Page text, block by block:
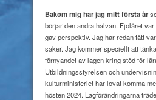
Bakom mig har jag mitt första år
börjar den andra halvan. Fjolåret
gav perspektiv. Jag har redan fått
saker. Jag kommer speciellt att
förnyandet av lagen kring stöd för
Utbildningsstyrelsen och
kulturministeriet har lovat komma
hösten 2024. Lagförändringarna